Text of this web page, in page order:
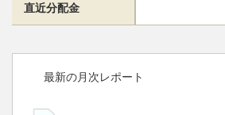
直近分配金
最新の月次レポート